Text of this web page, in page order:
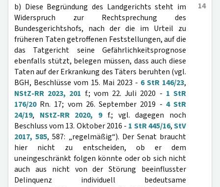
14
b) Diese Begründung des Landgerichts steht im
Widerspruch zur Rechtsprechung des
Bundesgerichtshofs, nach der die im Urteil zu
früheren Taten getroffenen Feststellungen, auf die
das Tatgericht seine Gefährlichkeitsprognose
ebenfalls stützt, belegen müssen, dass auch diese
Taten auf der Erkrankung des Täters beruhten (vgl.
BGH, Beschlüsse vom 15. Mai 2023 - 6 StR 146/23,
NStZ-RR 2023, 201 f.; vom 22. Juli 2020 - 1 StR
176/20Rn. 17; vom 26. September 2019 - 4 StR
24/19, NStZ-RR 2020, 9f.; vgl. dagegen noch
Beschluss vom 13. Oktober 2016 - 1 StR 445/16,StV
2017, 585, 587: „regelmäßig“). Der Senat braucht
hier nicht zu entscheiden, ob er dem
uneingeschränkt folgen könnte oder ob sich nicht
auch aus nicht von der Störung beeinflusster
Delinquenz individuell bedeutsame